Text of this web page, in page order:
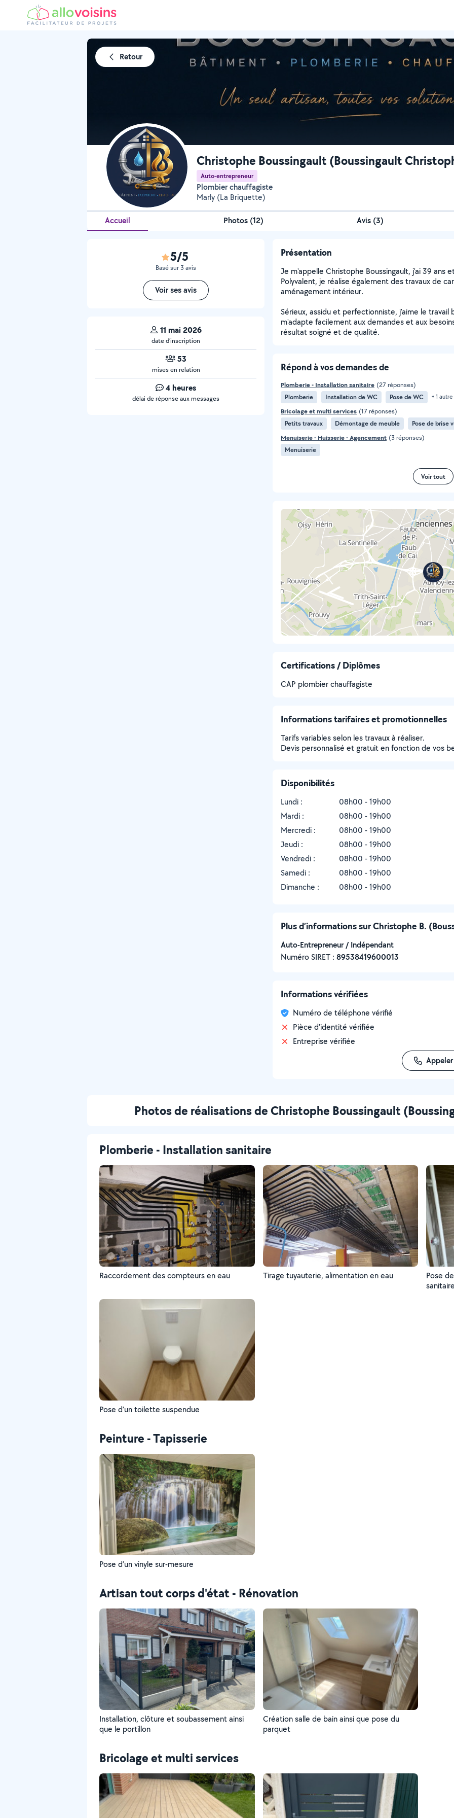
Retour
Christophe Boussingault (Boussingault
Auto-entrepreneur
Plombier chauffagiste
Marly (La Briquette)
Accueil Photos (12) Avis (3)
5/5
Basé sur 3 avis
Voir ses avis
11 mai 2026
date d’inscription
53
mises en relation
4 heures
délai de réponse aux messages
Présentation
Je m'appelle Christophe Boussingault, j'ai 39 ans
Polyvalent, je réalise également des travaux de
aménagement intérieur.
Sérieux, assidu et perfectionniste, j'aime le
m'adapte facilement aux demandes et aux
résultat soigné et de qualité.
Répond à vos demandes de
Plomberie - Installation sanitaire (27 réponses)
Plomberie
Installation de WC Pose de WC + 1 autre
Bricolage et multi services (17 réponses)
Petits travaux
Démontage de meuble Pose de brise
Menuiserie - Huisserie - Agencement (3 réponses)
Menuiserie
Voir tout
Certifications / Diplômes
CAP plombier chauffagiste
Informations tarifaires et promotionnelles
Tarifs variables selon les travaux à réaliser.
Devis personnalisé et gratuit en fonction de vos
Disponibilités
Lundi :
08h00 - 19h00
Mardi :
08h00 - 19h00
Mercredi :
08h00 - 19h00
Jeudi :
08h00 - 19h00
Vendredi :
08h00 - 19h00
Samedi :
08h00 - 19h00
Dimanche :
08h00 - 19h00
Plus d’informations sur Christophe B.
Auto-Entrepreneur / Indépendant
Numéro SIRET : ‍89538419600013
Informations vérifiées
Numéro de téléphone vérifié
Pièce d'identité vérifiée
Entreprise vérifiée
Appeler
Photos de réalisations de Christophe Boussingault
Plomberie - Installation sanitaire
Raccordement des compteurs en eau Tirage tuyauterie, alimentation en eau
Pose
Pose d’un toilette suspendue
Peinture - Tapisserie
Pose d’un vinyle sur-mesure
Artisan tout corps d'état - Rénovation
Installation, clôture et soubassement ainsi
que le portillon
Création salle de bain ainsi que pose du
parquet
Bricolage et multi services